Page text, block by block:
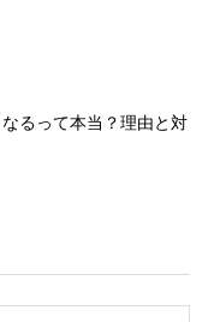
るって本当？理由と対